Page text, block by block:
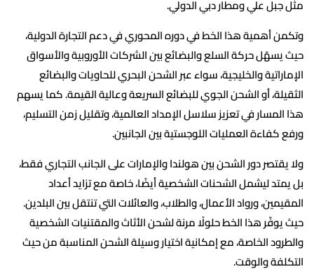
مثل جبل علي ومطار دبي الدولي.
وتكمن أهمية هذا الخط في دوره المحوري في دعم التجارة الدولية،
حيث يسهّل حركة السلع والبضائع بين الشركات الأوروبية والأسواق
الإماراتية والخليجية، سواء عبر الشحن البحري للحاويات والبضائع
الثقيلة، أو الشحن الجوي للبضائع السريعة وعالية القيمة. كما يسهم
هذا المسار في تعزيز سلاسل الإمداد العالمية، وتقليل زمن التسليم،
ورفع كفاءة العمليات اللوجستية بين الجانبين.
ولا يقتصر دور الشحن بين هولندا والإمارات على الجانب التجاري فقط،
بل يمتد ليشمل الشحنات الشخصية أيضًا، خاصة مع تزايد أعداد
المقيمين، ورواد الأعمال، والطلاب، والعائلات التي تنتقل بين البلدين.
حيث يوفّر هذا الخط حلولًا مرنة لشحن الأثاث والمقتنيات الشخصية
والطرود الخاصة، مع إمكانية اختيار وسيلة الشحن المناسبة من حيث
التكلفة والوقت.